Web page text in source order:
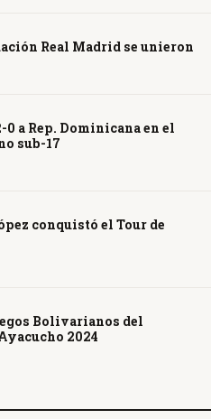
Real Madrid se unieron
a Rep. Dominicana en el
sub-17
conquistó el Tour de
Bolivarianos del
2024